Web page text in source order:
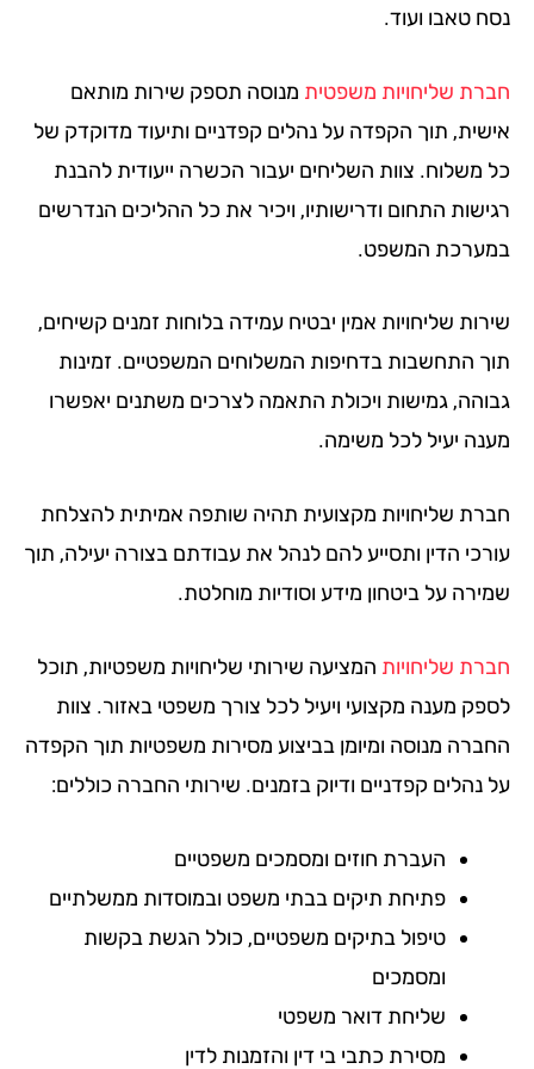
טאבו ועוד.
שליחויות משפטיתמנוסה תספק שירות מותאם
תוך הקפדה על נהלים קפדניים ותיעוד מדוקדק של
משלוח. צוות השליחים יעבור הכשרה ייעודית להבנת
התחום ודרישותיו, ויכיר את כל ההליכים הנדרשים
המשפט.
שליחויות אמין יבטיח עמידה בלוחות זמנים קשיחים,
התחשבות בדחיפות המשלוחים המשפטיים. זמינות
גמישות ויכולת התאמה לצרכים משתנים יאפשרו
יעיל לכל משימה.
שליחויות מקצועית תהיה שותפה אמיתית להצלחת
הדין ותסייע להם לנהל את עבודתם בצורה יעילה, תוך
על ביטחון מידע וסודיות מוחלטת.
שליחויותהמציעה שירותי שליחויות משפטיות, תוכל
מענה מקצועי ויעיל לכל צורך משפטי באזור. צוות
מנוסה ומיומן בביצוע מסירות משפטיות תוך הקפדה
נהלים קפדניים ודיוק בזמנים. שירותי החברה כוללים:
העברת חוזים ומסמכים משפטיים
פתיחת תיקים בבתי משפט ובמוסדות ממשלתיים
טיפול בתיקים משפטיים, כולל הגשת בקשות
ומסמכים
שליחת דואר משפטי
מסירת כתבי בי דין והזמנות לדין